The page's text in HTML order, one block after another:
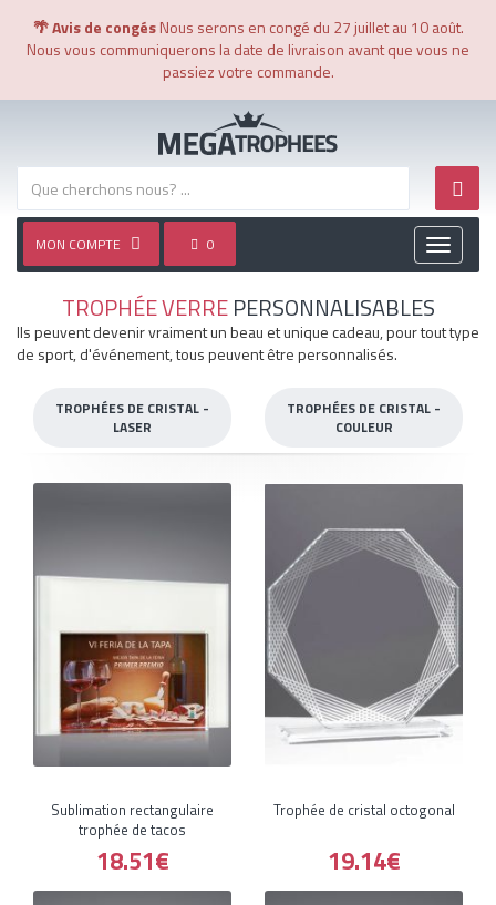
🌴 Avis de congésNous serons en congé du 27 juillet au 10 août.
Nous vous communiquerons la date de livraison avant que vous ne
passiez votre commande.
MON COMPTE 0
Toggle
TROPHÉE VERREPERSONNALISABLES
Ils peuvent devenir vraiment un beau et unique cadeau, pour tout type
de sport, d'événement, tous peuvent être personnalisés.
TROPHÉES DE CRISTAL -
LASER
TROPHÉES DE CRISTAL -
COULEUR
Sublimation rectangulaire
trophée de tacos
18.51€
Trophée de cristal octogonal
19.14€